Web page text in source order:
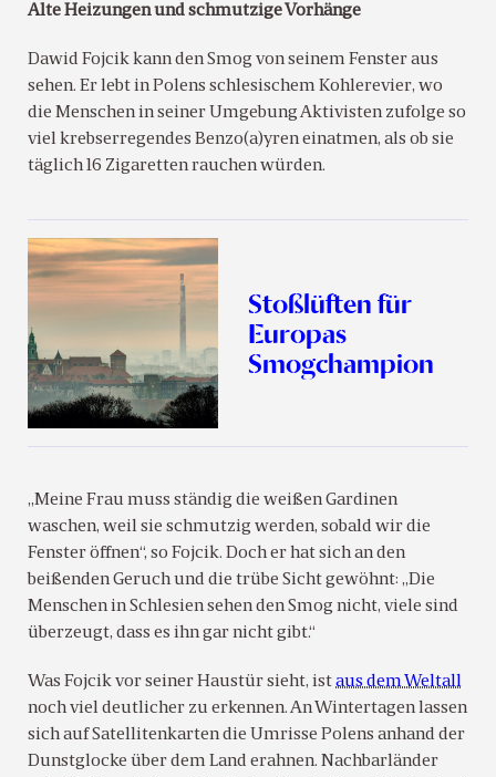
Alte Heizungen und schmutzige Vorhänge
Dawid Fojcik kann den Smog von seinem Fenster aus
sehen. Er lebt in Polens schlesischem Kohlerevier, wo
die Menschen in seiner Umgebung Aktivisten zufolge so
viel krebserregendes Benzo(a)yren einatmen, als ob sie
täglich 16 Zigaretten rauchen würden.
Stoßlüften für
Europas
Smogchampion
„Meine Frau muss ständig die weißen Gardinen
waschen, weil sie schmutzig werden, sobald wir die
Fenster öffnen“, so Fojcik. Doch er hat sich an den
beißenden Geruch und die trübe Sicht gewöhnt: „Die
Menschen in Schlesien sehen den Smog nicht, viele sind
überzeugt, dass es ihn gar nicht gibt.“
Was Fojcik vor seiner Haustür sieht, istaus dem Weltall
noch viel deutlicher zu erkennen. An Wintertagen lassen
sich auf Satellitenkarten die Umrisse Polens anhand der
Dunstglocke über dem Land erahnen. Nachbarländer